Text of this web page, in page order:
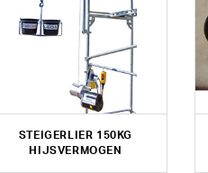
STEIGERLIER 150KG
HIJSVERMOGEN